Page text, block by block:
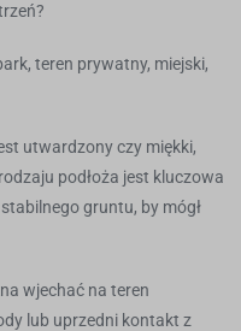
teren prywatny, miejski,
utwardzony czy miękki,
podłoża jest kluczowa
gruntu, by mógł
wjechać na teren
lub uprzedni kontakt z